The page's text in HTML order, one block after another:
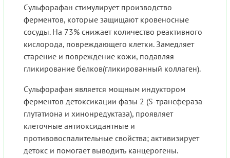
Сульфорафан стимулирует производство
ферментов, которые защищают кровеносные
сосуды. На 73% снижает количество реактивного
кислорода, повреждающего клетки. Замедляет
старение и повреждение кожи, подавляя
гликирование белков(гликированный коллаген).
Сульфорафан является мощным индуктором
ферментов детоксикации фазы 2 (S-трансфераза
глутатиона и хинонредуктаза), проявляет
клеточные антиоксидантные и
противовоспалительные свойства; активизирует
детокс и помогает выводить канцерогены.